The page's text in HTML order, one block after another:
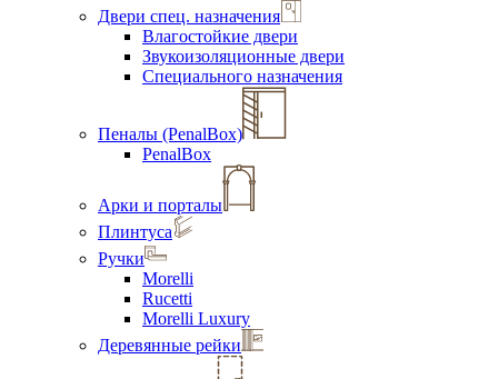
Двери спец. назначения
Влагостойкие двери
Звукоизоляционные двери
Специального назначения
Пеналы (PenalBox)
PenalBox
Арки и порталы
Плинтуса
Ручки
Morelli
Rucetti
Morelli Luxury
Деревянные рейки